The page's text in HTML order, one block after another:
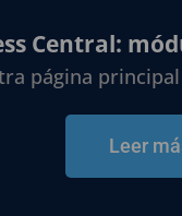
Central:
página
Leer